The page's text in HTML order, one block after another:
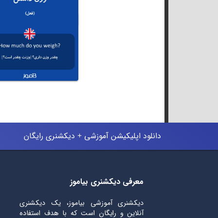
دانلود اپلیکیشن آموزشی + دیکشنری رایگان
معرفی دیکشنری بیاموز
دیکشنری آموزشی بیاموز، یک دیکشنری
آنلاین و رایگان است که با هدف استفاده